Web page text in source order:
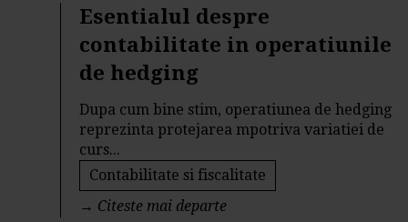
Esentialul despre
contabilitate in operatiunile
de hedging
Dupa cum bine stim, operatiunea de hedging
reprezinta protejarea mpotriva variatiei de
curs...
Contabilitate si fiscalitate
→ Citeste mai departe